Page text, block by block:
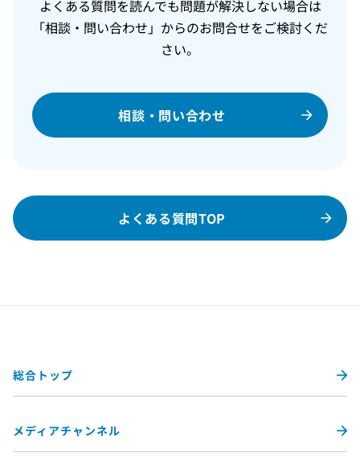
よくある質問を読んでも問題が解決しない場合は
「相談・問い合わせ」からのお問合せをご検討くだ
さい。
相談・問い合わせ
よくある質問TOP
総合トップ
メディアチャンネル